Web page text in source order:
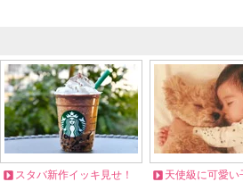
スタバ新作イッキ見せ！ 天使級に可愛い